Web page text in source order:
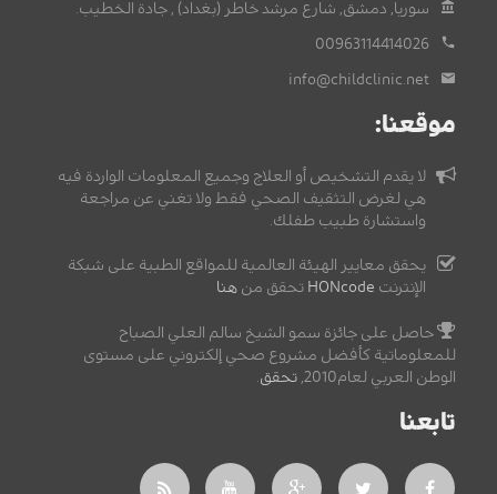
سوريا, دمشق, شارع مرشد خاطر (بغداد) , جادة الخطيب.
00963114414026
info@childclinic.net
موقعنا:
لا يقدم التشخيص أو العلاج وجميع المعلومات الواردة فيه
هي لغرض التثقيف الصحي فقط ولا تغني عن مراجعة
واستشارة طبيب طفلك.
يحقق معايير الهيئة العالمية للمواقع الطبية على شبكة
الإنترنت HONcode تحقق من هنا
حاصل على جائزة سمو الشيخ سالم العلي الصباح
للمعلوماتية كأفضل مشروع صحي إلكتروني على مستوى
الوطن العربي لعام2010,
تحقق.
تابعنا